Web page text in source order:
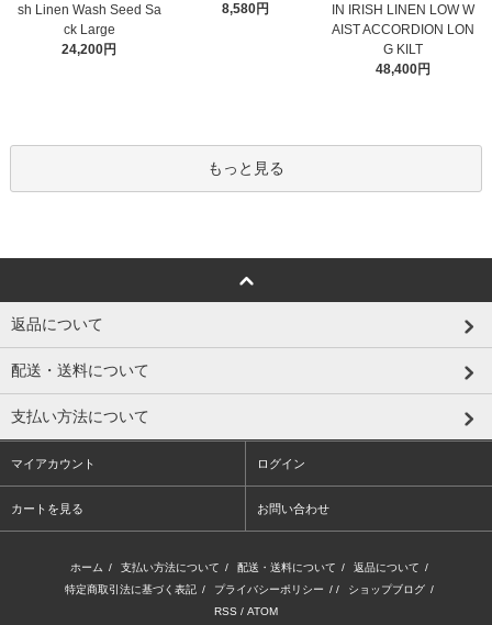
sh Linen Wash Seed Sa
ck Large
24,200円
8,580円
IN IRISH LINEN LOW W
AIST ACCORDION LON
G KILT
48,400円
もっと見る
返品について
配送・送料について
支払い方法について
マイアカウント ログイン
カートを見る お問い合わせ
ホーム / 支払い方法について / 配送・送料について / 返品について /
特定商取引法に基づく表記 / プライバシーポリシー / / ショップブログ /
RSS / ATOM